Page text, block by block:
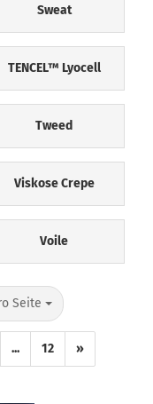
Sweat
TENCEL™ Lyocell
Tweed
Viskose Crepe
Voile
Seite
... 12 »